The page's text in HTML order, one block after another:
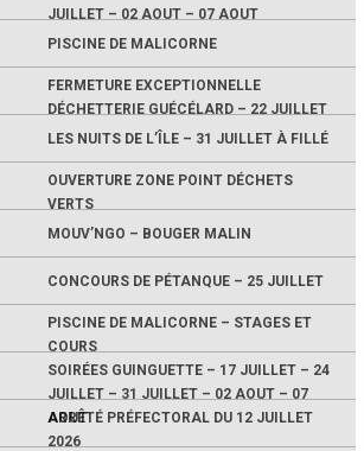
JUILLET – 02 AOUT – 07 AOUT
PISCINE DE MALICORNE
FERMETURE EXCEPTIONNELLE
DÉCHETTERIE GUÉCÉLARD – 22 JUILLET
LES NUITS DE L’ÎLE – 31 JUILLET À FILLÉ
OUVERTURE ZONE POINT DÉCHETS
VERTS
MOUV’NGO – BOUGER MALIN
CONCOURS DE PÉTANQUE – 25 JUILLET
PISCINE DE MALICORNE – STAGES ET
COURS
SOIRÉES GUINGUETTE – 17 JUILLET – 24
JUILLET – 31 JUILLET – 02 AOUT – 07
AOUT
ARRÊTÉ PRÉFECTORAL DU 12 JUILLET
2026